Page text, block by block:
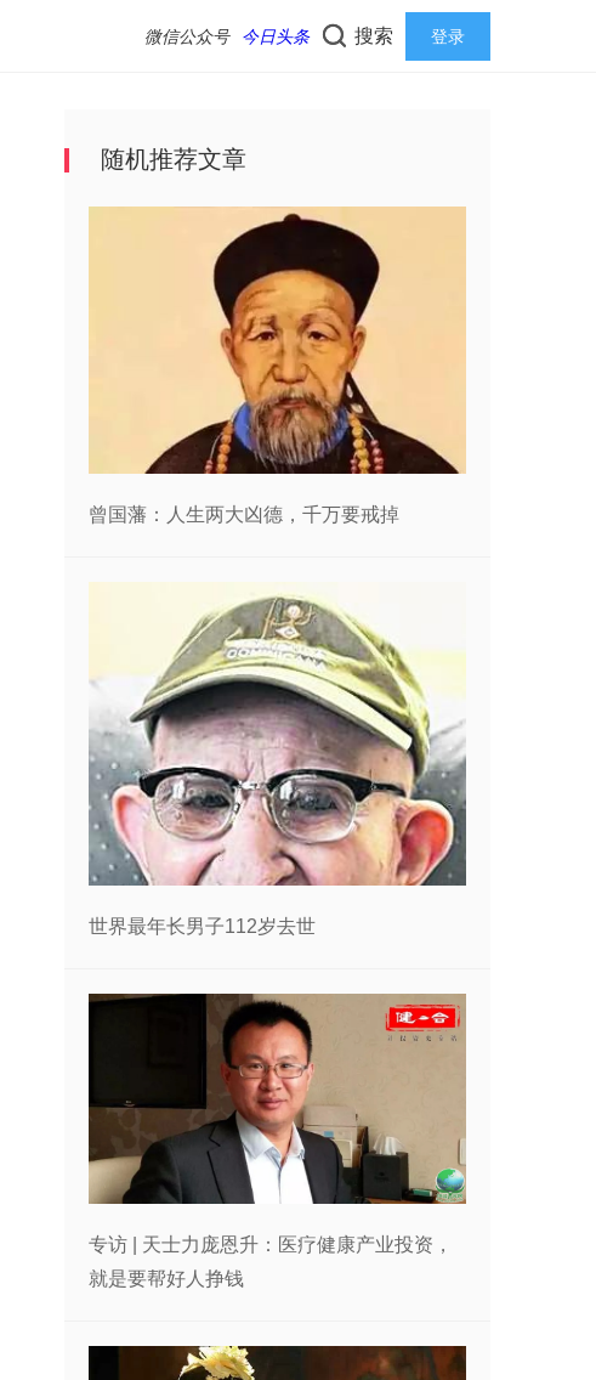
微信公众号 今日头条 搜索 登录
随机推荐文章
曾国藩：人生两大凶德，千万要戒掉
世界最年长男子112岁去世
专访 | 天士力庞恩升：医疗健康产业投资，
就是要帮好人挣钱